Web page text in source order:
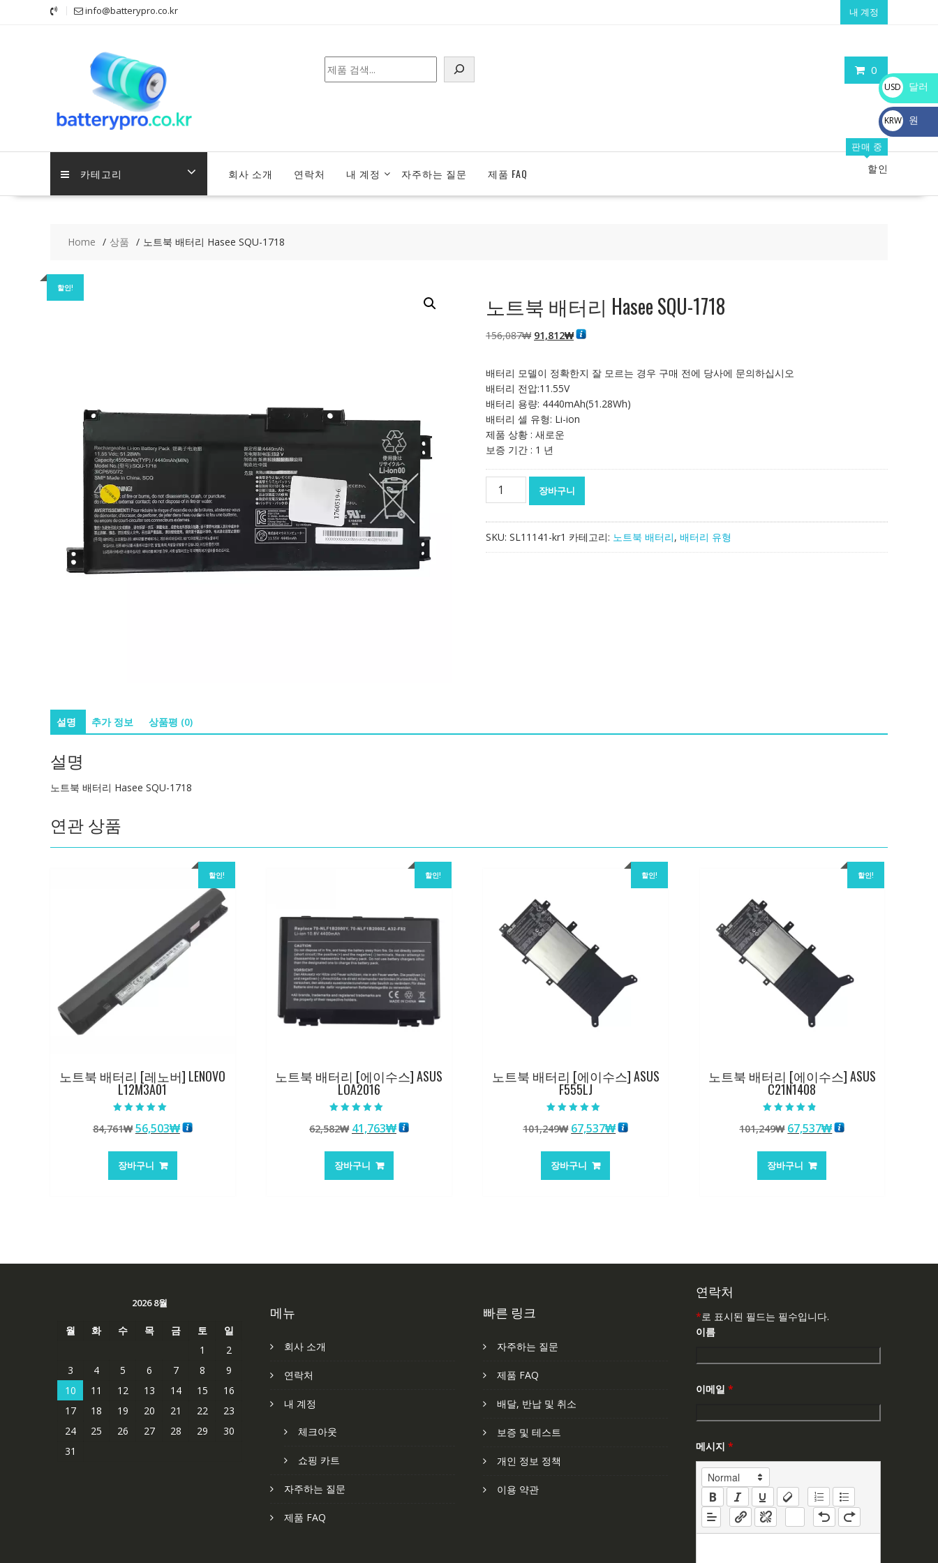
info@batterypro.co.kr 내 계정
0
검
색
카테고리 회사 소개 연락처 내 계정 자주하는 질문 제품 FAQ
판매 중
할인
Home 상품 노트북 배터리 Hasee SQU-1718
할인!
노트북 배터리 Hasee SQU-1718
156,087₩ 원
격:
156,087₩
91,812₩현
격:
배터리 모델이 정확한지 잘 모르는 경우 구매 전에 당사에 문의하십시오
배터리 전압:11.55V
배터리 용량: 4440mAh(51.28Wh)
배터리 셀 유형: Li-ion
제품 상황 : 새로운
보증 기간 : 1 년
터
장바구니
SKU: SL11141-kr1 카테고리: 노트북 배터리, 배터리 유형
설명 추가 정보 상품평 (0)
설명
노트북 배터리 Hasee SQU-1718
연관 상품
할인!
노트북 배터리 [레노버] LENOVO
L12M3A01
5.00
로 평가됨
84,761₩ 원
가
격:
56,503₩현
장바구니
할인!
노트북 배터리 [에이수스] ASUS
LOA2016
5.00
로 평가됨
62,582₩ 원
가
격:
41,763₩현
장바구니
할인!
노트북 배터리 [에이수스] ASUS
F555LJ
5.00
로 평가됨
101,249₩ 원
가
격:
67,537₩현
장바구니
할인!
노트북 배터리 [에이수스] ASUS
C21N1408
4.50
로 평가됨
101,249₩ 원
가
격:
67,537₩현
장바구니
2026 8월
월 화 수 목 금 토
일
1
2
3
4 5 6 7 8
9
10
11 12 13 14 15
16
17
18 19 20 21 22
23
24
25 26 27 28 29
30
31
메뉴
회사 소개
연락처
내 계정
체크아웃
쇼핑 카트
자주하는 질문
제품 FAQ
빠른 링크
자주하는 질문
제품 FAQ
배달, 반납 및 취소
보증 및 테스트
개인 정보 정책
이용 약관
연락처
*로 표시된 필드는 필수입니다.
이름
이메일 *
메시지 *
USD
$
달러
KRW
₩
원